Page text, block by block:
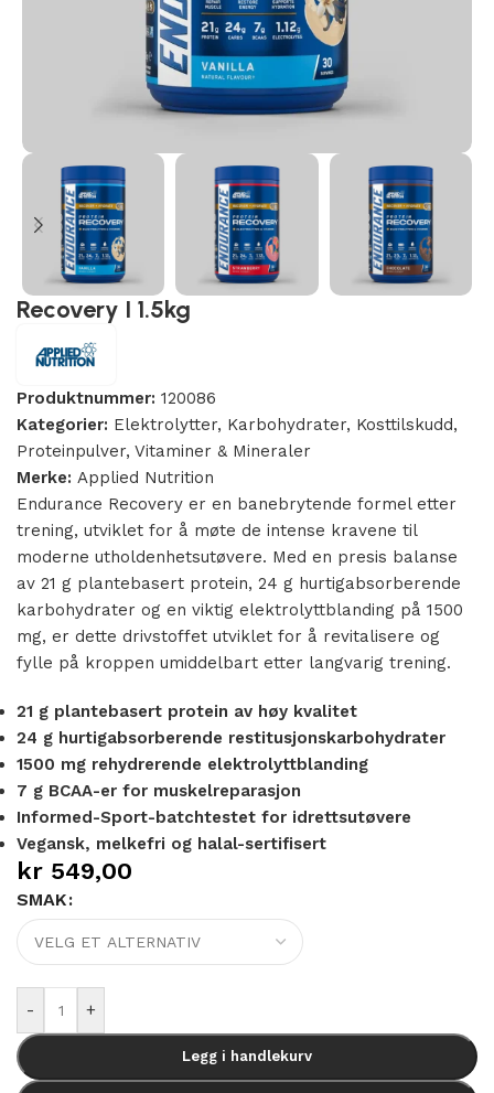
Recovery I 1.5kg
Produktnummer: 120086
Kategorier: Elektrolytter, Karbohydrater, Kosttilskudd,
Proteinpulver, Vitaminer & Mineraler
Merke: Applied Nutrition
Endurance Recovery er en banebrytende formel etter
trening, utviklet for å møte de intense kravene til
moderne utholdenhetsutøvere. Med en presis balanse
av 21 g plantebasert protein, 24 g hurtigabsorberende
karbohydrater og en viktig elektrolyttblanding på 1500
mg, er dette drivstoffet utviklet for å revitalisere og
fylle på kroppen umiddelbart etter langvarig trening.
21 g plantebasert protein av høy kvalitet
24 g hurtigabsorberende restitusjonskarbohydrater
1500 mg rehydrerende elektrolyttblanding
7 g BCAA-er for muskelreparasjon
Informed-Sport-batchtestet for idrettsutøvere
Vegansk, melkefri og halal-sertifisert
kr 549,00
SMAK
- +
Legg i handlekurv
Alternative: